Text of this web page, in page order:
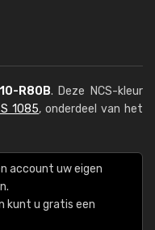
R80B. Deze NCS-kleur
1085, onderdeel van het
account uw eigen
kunt u gratis een